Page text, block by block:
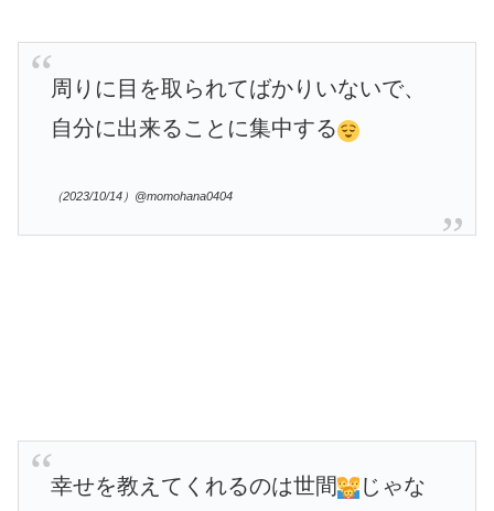
周りに目を取られてばかりいないで、
自分に出来ることに集中する
（2023/10/14）@momohana0404
幸せを教えてくれるのは世間
じゃな